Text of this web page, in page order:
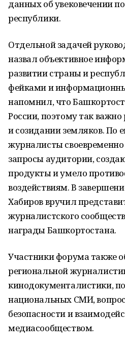
данных об увековечении
республики.
Отдельной задачей
назвал объективное
развитии страны и
фейками и
напомнил, что
России, поэтому так важно
и созидании земляков. По
журналисты
запросы аудитории,
продукты и умело
воздействиям. В
Хабиров вручил
журналистского
награды Башкортостана.
Участники форума также
региональной
кинодокументалистики,
национальных СМИ,
безопасности и
медиасообществом.